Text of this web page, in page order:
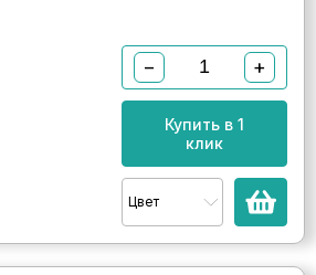
− +
Купить в 1
клик
Цвет